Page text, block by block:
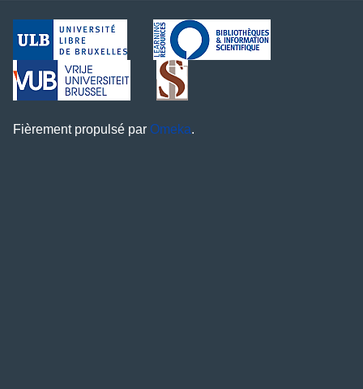
Fièrement propulsé par Omeka.